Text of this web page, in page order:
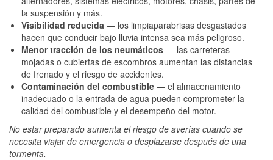
la suspensión y más.
Visibilidad reducida — los limpiaparabrisas desgastados
hacen que conducir bajo lluvia intensa sea más peligroso.
Menor tracción de los neumáticos — las carreteras
mojadas o cubiertas de escombros aumentan las distancias
de frenado y el riesgo de accidentes.
Contaminación del combustible — el almacenamiento
inadecuado o la entrada de agua pueden comprometer la
calidad del combustible y el desempeño del motor.
No estar preparado aumenta el riesgo de averías cuando se
necesita viajar de emergencia o desplazarse después de una
tormenta.